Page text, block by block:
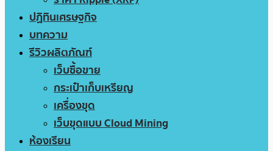
ปฏิทินเศรษฐกิจ
บทความ
รีวิวผลิตภัณฑ์
เว็บซื้อขาย
กระเป๋าเก็บเหรียญ
เครื่องขุด
เว็บขุดแบบ Cloud Mining
ห้องเรียน